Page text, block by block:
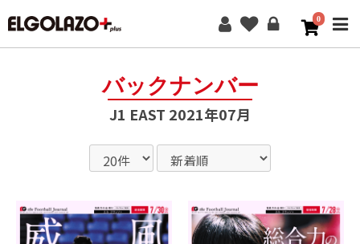
0
バックナンバー
J1 EAST 2021年07月